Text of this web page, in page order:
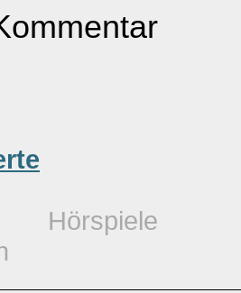
Hörspiele